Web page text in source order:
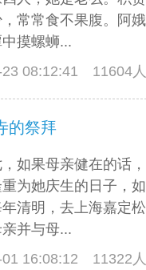
常常食不果腹。阿
摸螺蛳...
08:12:41
11604
的祭拜
如果母亲健在的话
为她庆生的日子，
清明，去上海嘉定
并与母...
16:08:12
11322